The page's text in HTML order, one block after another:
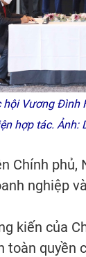
hội Vương Đình
hợp tác. Ảnh:
Chính phủ,
nghiệp
kiến của
toàn quyền